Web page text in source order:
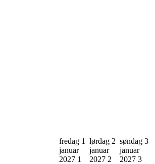
fredag 1
januar
2027 1
lørdag 2
januar
2027 2
søndag 3
januar
2027 3